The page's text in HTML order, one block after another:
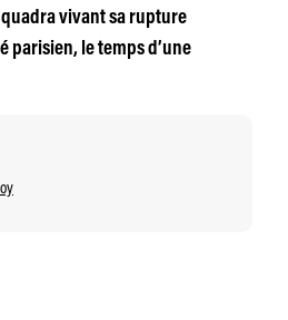
vivant sa rupture
parisien, le temps d’une